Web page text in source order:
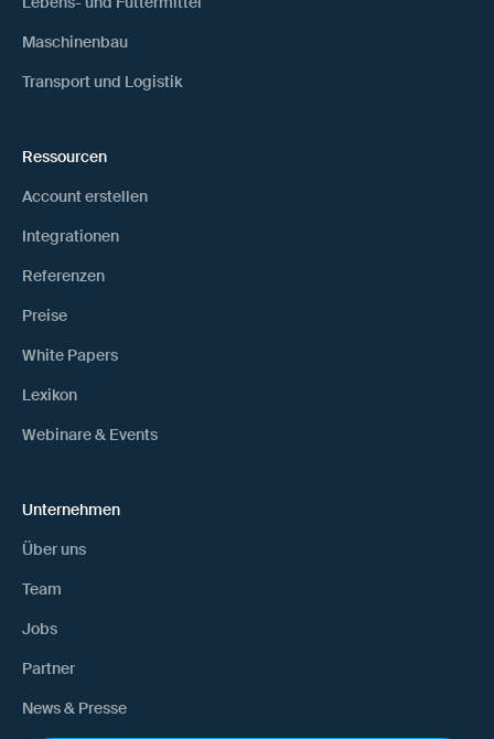
Maschinenbau
Transport und Logistik
Ressourcen
Account erstellen
Integrationen
Referenzen
Preise
White Papers
Lexikon
Webinare & Events
Unternehmen
Über uns
Team
Jobs
Partner
News & Presse